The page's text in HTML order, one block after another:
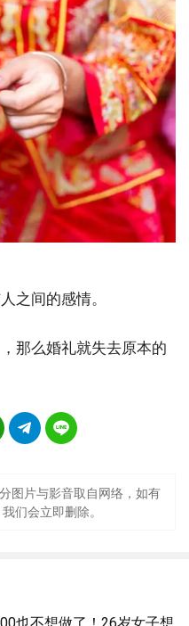
之间的感情。
那么婚礼就失去原本的
图片与影音取自网络，如有
们会立即删除。
也不想做了！26岁女子想